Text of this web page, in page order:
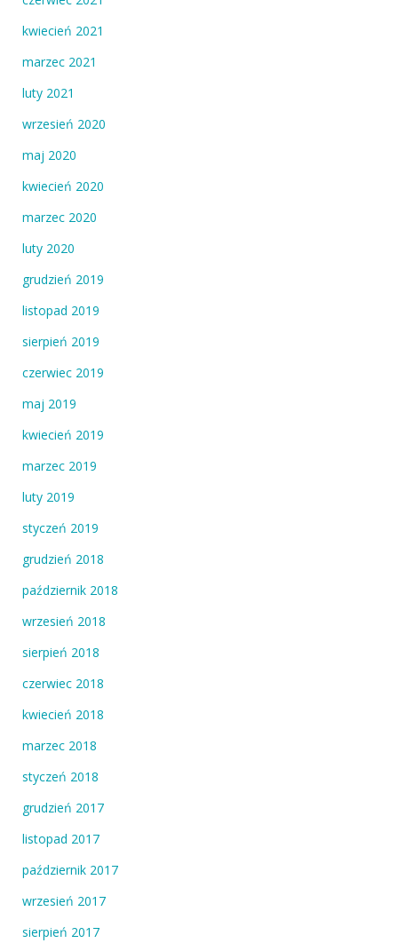
kwiecień 2021
marzec 2021
luty 2021
wrzesień 2020
maj 2020
kwiecień 2020
marzec 2020
luty 2020
grudzień 2019
listopad 2019
sierpień 2019
czerwiec 2019
maj 2019
kwiecień 2019
marzec 2019
luty 2019
styczeń 2019
grudzień 2018
październik 2018
wrzesień 2018
sierpień 2018
czerwiec 2018
kwiecień 2018
marzec 2018
styczeń 2018
grudzień 2017
listopad 2017
październik 2017
wrzesień 2017
sierpień 2017